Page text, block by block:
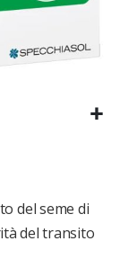
del seme di
del transito